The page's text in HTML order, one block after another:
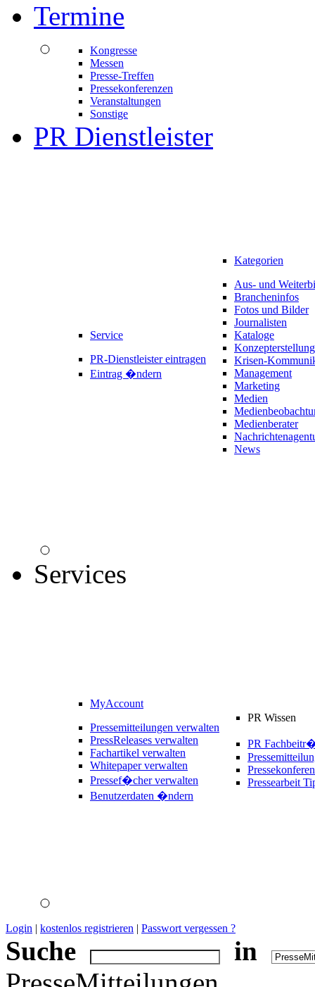
Termine
Kongresse
Messen
Presse-Treffen
Pressekonferenzen
Veranstaltungen
Sonstige
PR Dienstleister
Service
PR-Dienstleister eintragen
Eintrag �ndern
Kategorien
Aus- und
Brancheninfos
Fotos und Bilder
Journalisten
Kataloge
Konzepterstellung
Krisen-
Management
Marketing
Medien
Medienberater
News
Services
MyAccount
Pressemitteilungen verwalten
PressReleases verwalten
Fachartikel verwalten
Whitepaper verwalten
Pressef�cher verwalten
Benutzerdaten �ndern
PR Wissen
PR
Pressearbeit
Login | kostenlos registrieren | Passwort vergessen ?
Suche
in